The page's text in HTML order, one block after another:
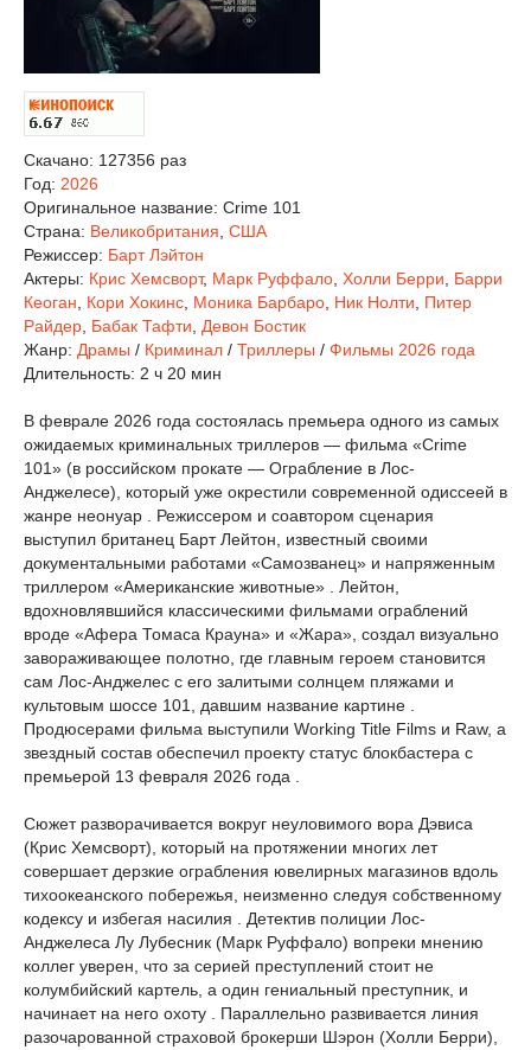
Скачано: 127356 раз
Год: 2026
Оригинальное название: Crime 101
Страна: Великобритания США
Режиссер: Барт Лэйтон
Актеры: Крис Хемсворт, Марк Руффало Холли Берри
Барри
Кеоган
Кори Хокинс Моника Барбаро Ник Нолти
Питер
Райдер Бабак Тафти
Девон Бостик
Жанр: Драмы / Криминал / Триллеры / Фильмы 2026 года
Длительность: 2 ч 20 мин
В феврале 2026 года состоялась премьера одного из самых
ожидаемых криминальных триллеров — фильма «Crime
101» (в российском прокате — Ограбление в Лос-
Анджелесе), который уже окрестили современной одиссеей в
жанре неонуар . Режиссером и соавтором сценария
выступил британец Барт Лейтон, известный своими
документальными работами «Самозванец» и напряженным
триллером «Американские животные» . Лейтон,
вдохновлявшийся классическими фильмами ограблений
вроде «Афера Томаса Крауна» и «Жара», создал визуально
завораживающее полотно, где главным героем становится
сам Лос-Анджелес с его залитыми солнцем пляжами и
культовым шоссе 101, давшим название картине .
Продюсерами фильма выступили Working Title Films и Raw, а
звездный состав обеспечил проекту статус блокбастера с
премьерой 13 февраля 2026 года .
Сюжет разворачивается вокруг неуловимого вора Дэвиса
(Крис Хемсворт), который на протяжении многих лет
совершает дерзкие ограбления ювелирных магазинов вдоль
тихоокеанского побережья, неизменно следуя собственному
кодексу и избегая насилия . Детектив полиции Лос-
Анджелеса Лу Лубесник (Марк Руффало) вопреки мнению
коллег уверен, что за серией преступлений стоит не
колумбийский картель, а один гениальный преступник, и
начинает на него охоту . Параллельно развивается линия
разочарованной страховой брокерши Шэрон (Холли Берри),